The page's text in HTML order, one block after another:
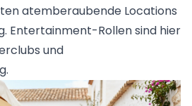
atemberaubende Locations
Entertainment-Rollen sind hier
und